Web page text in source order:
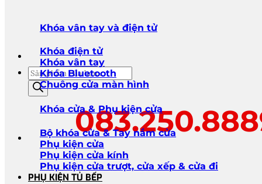
Tìm
kiếm
sản
phẩm
Khóa vân tay và điện tử
Khóa điện tử
Khóa vân tay
Khóa Bluetooth
Chuông cửa màn hình
Khóa cửa & Phụ kiện cửa
Bộ khóa cửa & Tay nắm cửa
Phụ kiện cửa
Phụ kiện cửa kính
Phụ kiện cửa trượt, cửa xếp & cửa đi
PHỤ KIỆN TỦ BẾP